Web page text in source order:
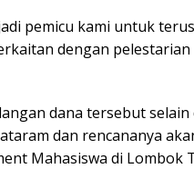
pemicu kami untuk
dengan
dana tersebut selain
dan rencananya
Mahasiswa di Lombok